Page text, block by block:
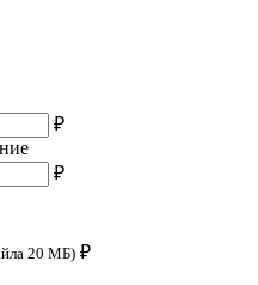
₽
₽
20 МБ) ₽